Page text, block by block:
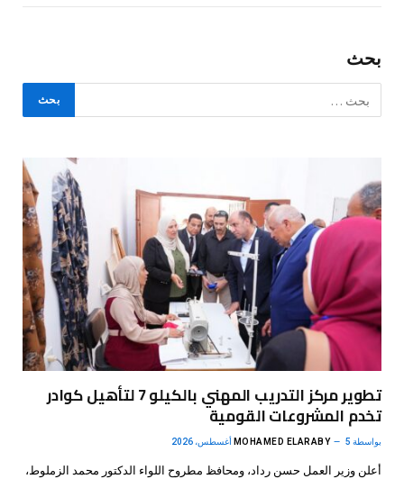
بحث
تطوير مركز التدريب المهني بالكيلو 7 لتأهيل كوادر
تخدم المشروعات القومية
بواسطة MOHAMED ELARABY 5 أغسطس، 2026
أعلن وزير العمل حسن رداد، ومحافظ مطروح اللواء الدكتور محمد الزملوط،